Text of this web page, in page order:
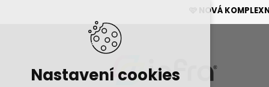
🩷 NOVÁ
Nastavení cookies